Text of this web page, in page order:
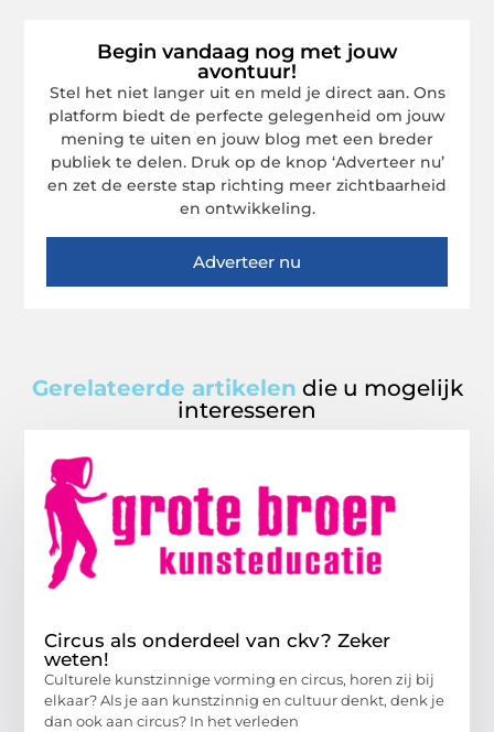
Begin vandaag nog met jouw
avontuur!
Stel het niet langer uit en meld je direct aan. Ons
platform biedt de perfecte gelegenheid om jouw
mening te uiten en jouw blog met een breder
publiek te delen. Druk op de knop ‘Adverteer nu’
en zet de eerste stap richting meer zichtbaarheid
en ontwikkeling.
Adverteer nu
Gerelateerde artikelen die u mogelijk
interesseren
Circus als onderdeel van ckv? Zeker
weten!
Culturele kunstzinnige vorming en circus, horen zij bij
elkaar? Als je aan kunstzinnig en cultuur denkt, denk je
dan ook aan circus? In het verleden